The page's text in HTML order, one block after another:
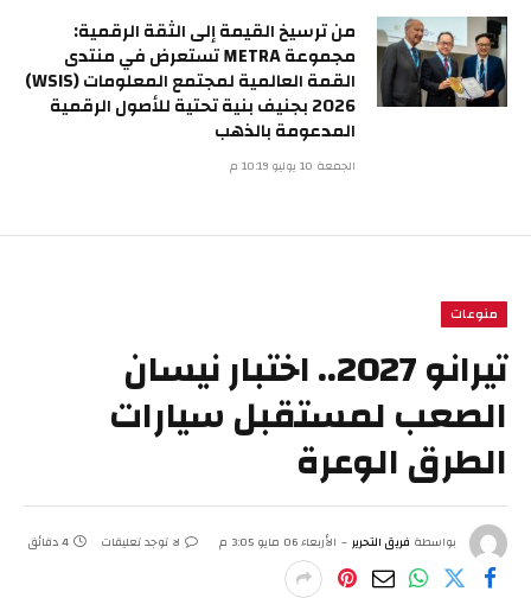
من ترسيخ القيمة إلى الثقة الرقمية:
مجموعة METRA تستعرض في منتدى
القمة العالمية لمجتمع المعلومات (WSIS)
2026 بجنيف بنية تحتية للأصول الرقمية
المدعومة بالذهب
الجمعة 10 يوليو 10:19 م
منوعات
تيرانو 2027.. اختبار نيسان
الصعب لمستقبل سيارات
الطرق الوعرة
بواسطة فريق التحرير الأربعاء 06 مايو 3:05 م لا توجد تعليقات 4 دقائق